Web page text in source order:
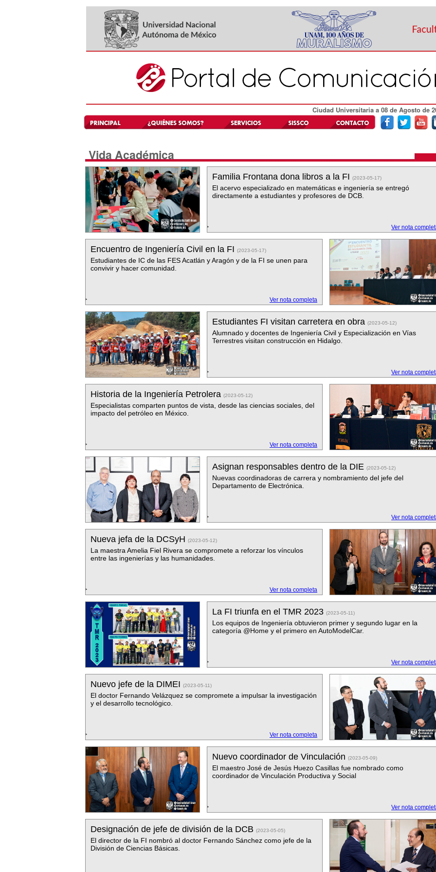
Ciudad Universitaria a 08 de Agosto de
Vida Académica
Familia Frontana dona libros a la FI (2023-05-17)
El acervo especializado en matemáticas e ingeniería se entregó
directamente a estudiantes y profesores de DCB.
Ver nota
Encuentro de Ingeniería Civil en la FI (2023-05-17)
Estudiantes de IC de las FES Acatlán y Aragón y de la FI se unen para
convivir y hacer comunidad.
Ver nota completa
Estudiantes FI visitan carretera en obra (2023-05-12)
Alumnado y docentes de Ingeniería Civil y Especialización en Vías
Terrestres visitan construcción en Hidalgo.
Ver nota
Historia de la Ingeniería Petrolera (2023-05-12)
Especialistas comparten puntos de vista, desde las ciencias sociales, del
impacto del petróleo en México.
Ver nota completa
Asignan responsables dentro de la DIE (2023-05-12)
Nuevas coordinadoras de carrera y nombramiento del jefe del
Departamento de Electrónica.
Ver nota
Nueva jefa de la DCSyH (2023-05-12)
La maestra Amelia Fiel Rivera se compromete a reforzar los vínculos
entre las ingenierías y las humanidades.
Ver nota completa
La FI triunfa en el TMR 2023 (2023-05-11)
Los equipos de Ingeniería obtuvieron primer y segundo lugar en la
categoría @Home y el primero en AutoModelCar.
Ver nota
Nuevo jefe de la DIMEI (2023-05-11)
El doctor Fernando Velázquez se compromete a impulsar la investigación
y el desarrollo tecnológico.
Ver nota completa
Nuevo coordinador de Vinculación (2023-05-09)
El maestro José de Jesús Huezo Casillas fue nombrado como
coordinador de Vinculación Productiva y Social
Ver nota
Designación de jefe de división de la DCB (2023-05-05)
El director de la FI nombró al doctor Fernando Sánchez como jefe de la
División de Ciencias Básicas.